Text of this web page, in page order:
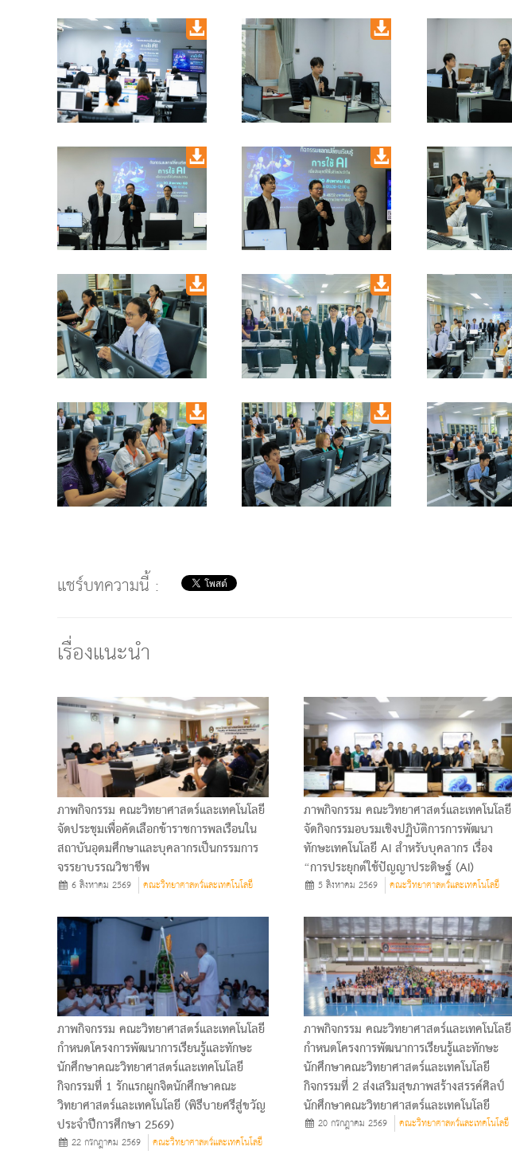
แชร์บทความนี้ :
เรื่องแนะนำ
ภาพกิจกรรม คณะวิทยาศาสตร์และเทคโนโลยี
จัดประชุมเพื่อคัดเลือกข้าราชการพลเรือนใน
สถาบันอุดมศึกษาและบุคลากรเป็นกรรมการ
จรรยาบรรณวิชาชีพ
6 สิงหาคม 2569 คณะวิทยาศาสตร์และเทคโนโลยี
ภาพกิจกรรม คณะวิทยาศาสตร์และเทคโนโลยี
จัดกิจกรรมอบรมเชิงปฏิบัติการการพัฒนา
ทักษะเทคโนโลยี AI สำหรับบุคลากร เรื่อง
“การประยุกต์ใช้ปัญญาประดิษฐ์ (AI)
5 สิงหาคม 2569 คณะวิทยาศาสตร์และเทคโนโลยี
ภาพกิจกรรม คณะวิทยาศาสตร์และเทคโนโลยี
กำหนดโครงการพัฒนาการเรียนรู้และทักษะ
นักศึกษาคณะวิทยาศาสตร์และเทคโนโลยี
กิจกรรมที่ 1 รักแรกผูกจิตนักศึกษาคณะ
วิทยาศาสตร์และเทคโนโลยี (พิธีบายศรีสู่ขวัญ
ประจำปีการศึกษา 2569)
22 กรกฎาคม 2569 คณะวิทยาศาสตร์และเทคโนโลยี
ภาพกิจกรรม คณะวิทยาศาสตร์และเทคโนโลยี
กำหนดโครงการพัฒนาการเรียนรู้และทักษะ
นักศึกษาคณะวิทยาศาสตร์และเทคโนโลยี
กิจกรรมที่ 2 ส่งเสริมสุขภาพสร้างสรรค์ศิลป์
นักศึกษาคณะวิทยาศาสตร์และเทคโนโลยี
20 กรกฎาคม 2569 คณะวิทยาศาสตร์และเทคโนโลยี